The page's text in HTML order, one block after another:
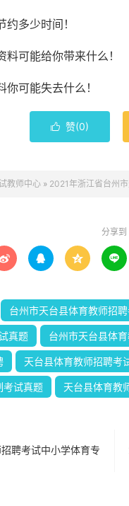
多少时间！
可能给你带来什么！
可能失去什么 ！
 赞(0)
教师中心 » 2021年浙江省台州
分享到
  
台州市天台县体育教师招
真题 台州市天台县体
天台县体育教师招聘考
考试真题 天台县体育教
聘考试中小学体育专